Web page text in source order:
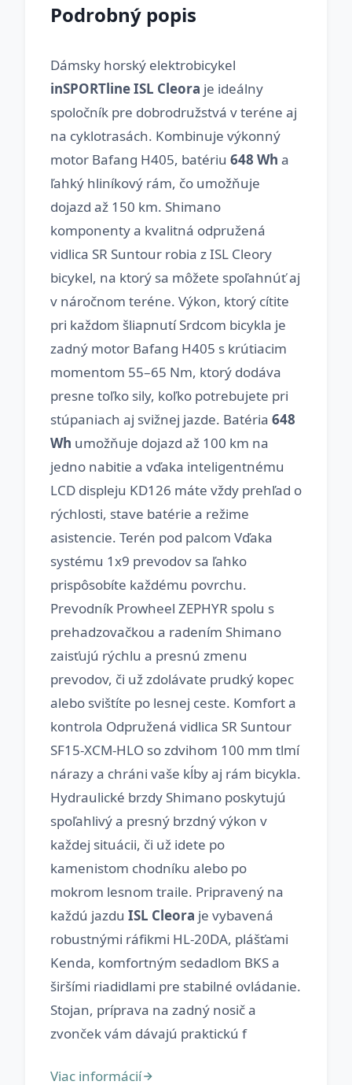
Podrobný popis
Dámsky horský elektrobicykel
inSPORTline ISL Cleora je ideálny
spoločník pre dobrodružstvá v teréne aj
na cyklotrasách. Kombinuje výkonný
motor Bafang H405, batériu 648 Wh a
ľahký hliníkový rám, čo umožňuje
dojazd až 150 km. Shimano
komponenty a kvalitná odpružená
vidlica SR Suntour robia z ISL Cleory
bicykel, na ktorý sa môžete spoľahnúť aj
v náročnom teréne. Výkon, ktorý cítite
pri každom šliapnutí Srdcom bicykla je
zadný motor Bafang H405 s krútiacim
momentom 55–65 Nm, ktorý dodáva
presne toľko sily, koľko potrebujete pri
stúpaniach aj svižnej jazde. Batéria 648
Wh umožňuje dojazd až 100 km na
jedno nabitie a vďaka inteligentnému
LCD displeju KD126 máte vždy prehľad o
rýchlosti, stave batérie a režime
asistencie. Terén pod palcom Vďaka
systému 1x9 prevodov sa ľahko
prispôsobíte každému povrchu.
Prevodník Prowheel ZEPHYR spolu s
prehadzovačkou a radením Shimano
zaisťujú rýchlu a presnú zmenu
prevodov, či už zdolávate prudký kopec
alebo svištíte po lesnej ceste. Komfort a
kontrola Odpružená vidlica SR Suntour
SF15-XCM-HLO so zdvihom 100 mm tlmí
nárazy a chráni vaše kĺby aj rám bicykla.
Hydraulické brzdy Shimano poskytujú
spoľahlivý a presný brzdný výkon v
každej situácii, či už idete po
kamenistom chodníku alebo po
mokrom lesnom traile. Pripravený na
každú jazdu ISL Cleora je vybavená
robustnými ráfikmi HL-20DA, plášťami
Kenda, komfortným sedadlom BKS a
širšími riadidlami pre stabilné ovládanie.
Stojan, príprava na zadný nosič a